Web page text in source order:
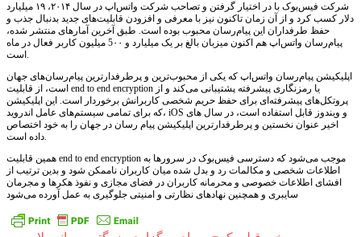
شرکت فیس‌بوک با در اختیار گرفتن و تصاحب شرکت واتس‌اپ در سال ۲۰۱۴، ۱۹ میلیارد
دلار کسب کرد و از آن زمان تاکنون نیز با معرفی و افزودن قابلیت‌های جدید بدنبال جذب و
حفظ طرفداران این پیام‌رسان محبوب بوده است. طبق آخرین آمارهای منتشر شده،
پیام‌رسان واتس‌اپ هم اکنون میزبان بالغ بر یک میلیارد و 5۰۰ میلیون کاربر فعال در ماه
است.
اپلیکیشن پیام‌رسان واتس‌اپ که یکی از محبوب‌ترین و پرطرفدارترین پیام‌رسان‌های جهان
است، از قابلیت end to end encryption یا رمزنگاری پیشرفته پشتیبانی می‌کند و از
پروتکل‌های پیشرفته‌ای برای حفظ حریم شخصی کاربرانش برخوردار است. این اپلیکیشن
که برای تمامی سیستم‌های عامل اندروید، iOS و ویندوز قابل استفاده است، در سال های
اخیر عنوان نخستین و پرطرفدارترین اپلیکیشن پیام رسان در جهان را به خود اختصاص
داده است.
همین قابلیت end to end encryption موجب می‌شود که دسترسی فیس‌بوک در سرورها به
اطلاعات شخصی و مکالمات رد و بدل شده میان کاربران ناممکن شود و بدین ترتیب از
افشای اطلاعات خصوصی و محرمانه کاربران در فضای مجازی و نفوذ هکرها و مجرمان
سایبری و همچنین نهادهای نظارتی و امنیتی جلوگیری به عمل آورده می‌شود